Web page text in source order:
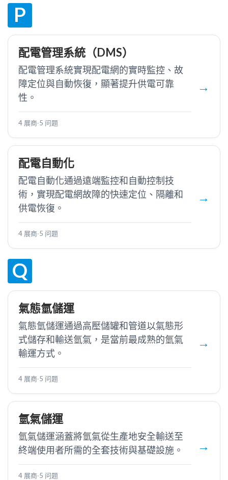
P
配電管理系統（DMS）
配電管理系統實現配電網的實時監控、故
障定位與自動恢復，顯著提升供電可靠
性。
4 展商·5 问题
配電自動化
配電自動化通過遠端監控和自動控制技
術，實現配電網故障的快速定位、隔離和
供電恢復。
4 展商·5 问题
Q
氣態氫儲運
氣態氫儲運通過高壓儲罐和管道以氣態形
式儲存和輸送氫氣，是當前最成熟的氫氣
輸運方式。
4 展商·5 问题
氫氣儲運
氫氣儲運涵蓋將氫氣從生產地安全輸送至
終端使用者所需的全套技術與基礎設施。
4 展商·5 问题